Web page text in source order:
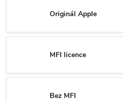
Originál Apple
MFI licence
Bez MFI